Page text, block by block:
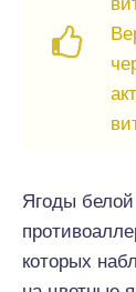
Ягоды
которых